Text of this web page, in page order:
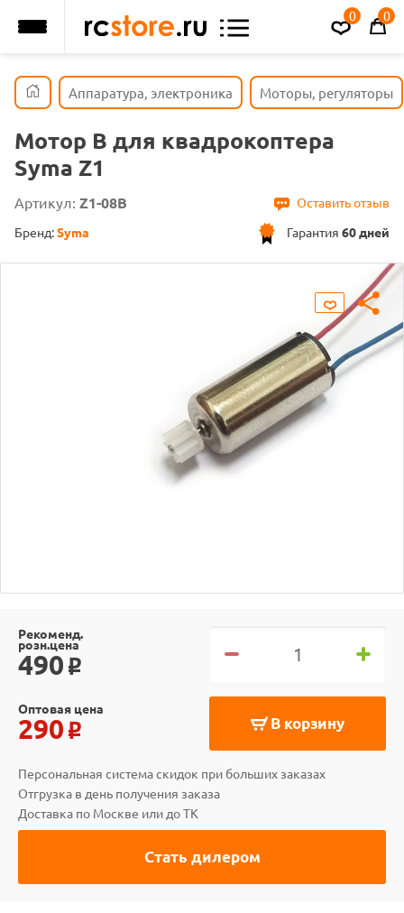
0 0
Аппаратура, электроника Моторы, регуляторы
Мотор В для квадрокоптера
Syma Z1
Артикул: Z1-08B
Оставить отзыв
Гарантия 60 дней
Бренд:Syma
Рекоменд.
розн.цена
490 o
В корзину
Оптовая цена
290 o
Персональная система скидок при больших заказах
Отгрузка в день получения заказа
Доставка по Москве или до ТК
Стать дилером